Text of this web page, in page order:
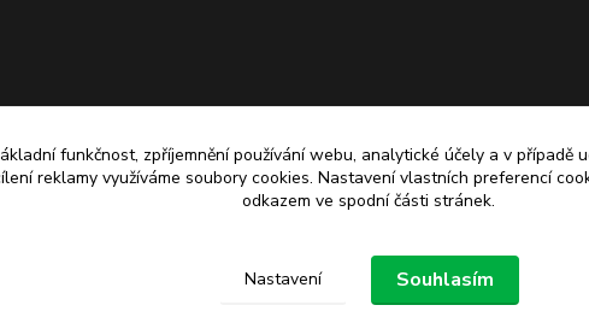
funkčnost, zpříjemnění používání webu, analytické účely a v případě
reklamy využíváme soubory cookies. Nastavení vlastních preferencí
odkazem ve spodní části stránek.
Nastavení Souhlasím